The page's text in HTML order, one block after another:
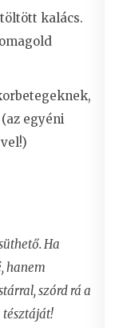
kalács.
egyéni
Ha
hanem
szórd rá a
tésztáját!